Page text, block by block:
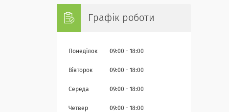
Графік роботи
Понеділок 09:00 18:00
Вівторок 09:00 18:00
Середа 09:00 18:00
Четвер 09:00 18:00